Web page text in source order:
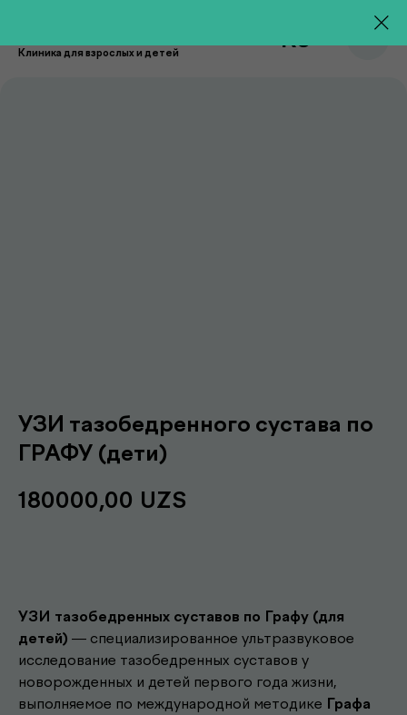
УЗИ тазобедренного сустава по
ГРАФУ (дети)
180000,00 UZS
УЗИ тазобедренных суставов по Графу (для
детей) — специализированное ультразвуковое
исследование тазобедренных суставов у
новорожденных и детей первого года жизни,
выполняемое по международной методике Графа